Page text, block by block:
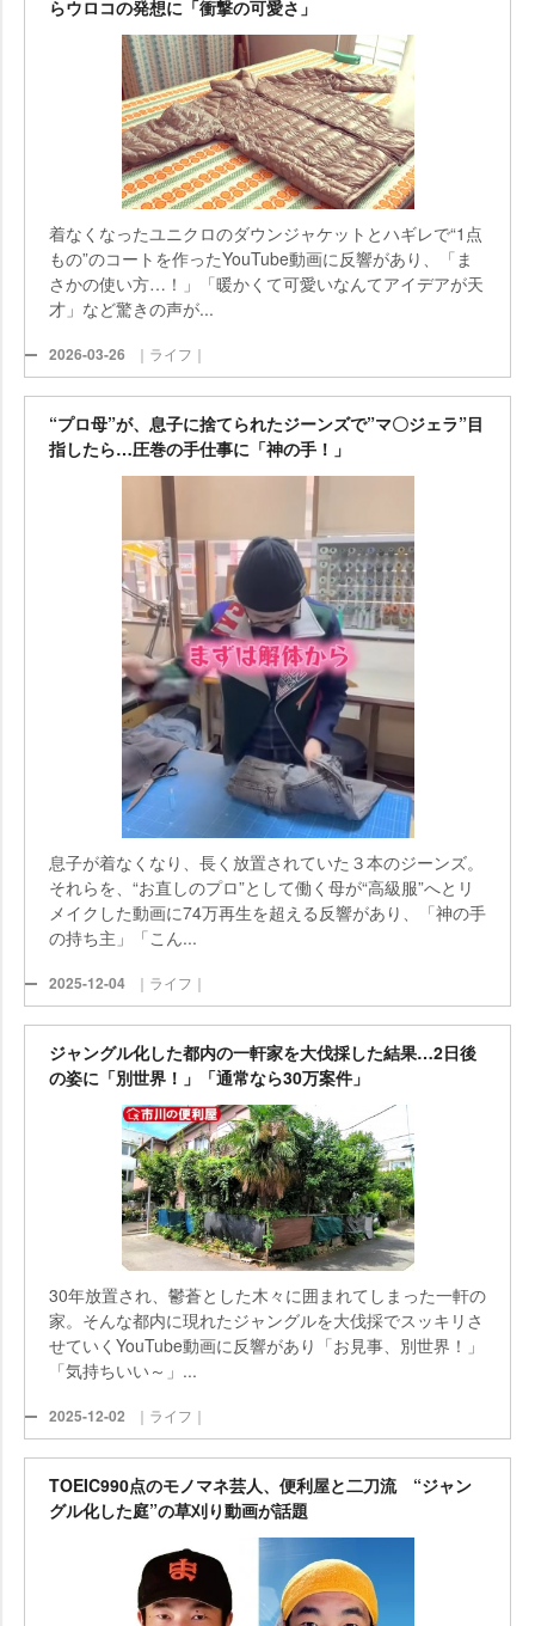
らウロコの発想に「衝撃の可愛さ」
着なくなったユニクロのダウンジャケットとハギレで“1点
もの”のコートを作ったYouTube動画に反響があり、「ま
さかの使い方…！」「暖かくて可愛いなんてアイデアが天
才」など驚きの声が...
2026-03-26 ｜ライフ｜
“プロ母”が、息子に捨てられたジーンズで”マ〇ジェラ”目
指したら…圧巻の手仕事に「神の手！」
息子が着なくなり、長く放置されていた３本のジーンズ。
それらを、“お直しのプロ”として働く母が“高級服”へとリ
メイクした動画に74万再生を超える反響があり、「神の手
の持ち主」「こん...
2025-12-04 ｜ライフ｜
ジャングル化した都内の一軒家を大伐採した結果…2日後
の姿に「別世界！」「通常なら30万案件」
30年放置され、鬱蒼とした木々に囲まれてしまった一軒の
家。そんな都内に現れたジャングルを大伐採でスッキリさ
せていくYouTube動画に反響があり「お見事、別世界！」
「気持ちいい～」...
2025-12-02 ｜ライフ｜
TOEIC990点のモノマネ芸人、便利屋と二刀流 “ジャン
グル化した庭”の草刈り動画が話題